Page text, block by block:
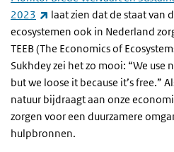
2023
(externe link)
laat zien dat de staat van
ecosystemen ook in Nederland
TEEB (The Economics of
Sukhdey zei het zo mooi: “We use
but we loose it because it’s free.”
natuur bijdraagt aan onze
zorgen voor een duurzamere
hulpbronnen.